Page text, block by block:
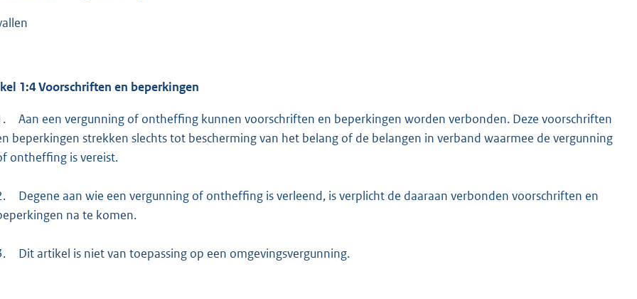
1:4 Voorschriften en beperkingen
Aan een vergunning of ontheffing kunnen voorschriften en beperkingen worden verbonden. Deze voorschriften
beperkingen strekken slechts tot bescherming van het belang of de belangen in verband waarmee de vergunning
ontheffing is vereist.
Degene aan wie een vergunning of ontheffing is verleend, is verplicht de daaraan verbonden voorschriften en
na te komen.
Dit artikel is niet van toepassing op een omgevingsvergunning.